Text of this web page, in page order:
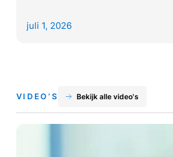
juli 1, 2026
VIDEO’S Bekijk alle video's